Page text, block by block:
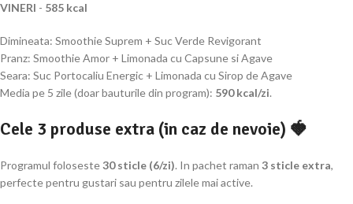
VINERI - 585 kcal
Dimineata: Smoothie Suprem + Suc Verde Revigorant
Pranz: Smoothie Amor + Limonada cu Capsune si Agave
Seara: Suc Portocaliu Energic + Limonada cu Sirop de Agave
Media pe 5 zile (doar bauturile din program): 590 kcal/zi.
Cele 3 produse extra (in caz de nevoie) 🍓
Programul foloseste30 sticle (6/zi). In pachet raman 3 sticle extra,
perfecte pentru gustari sau pentru zilele mai active.